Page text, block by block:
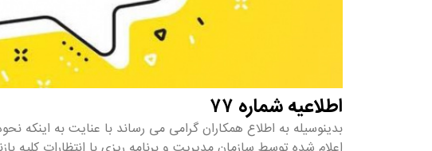
اطلاعیه شماره ۷۷
بدینوسیله به اطلاع همکاران گرامی می رساند با عنایت به اینکه